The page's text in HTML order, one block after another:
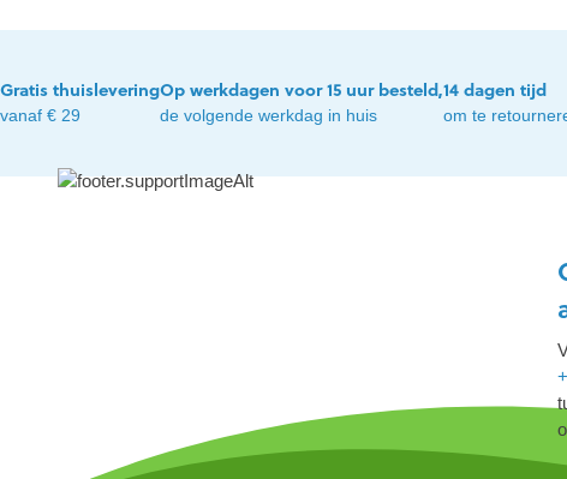
Gratis thuislevering
vanaf € 29
Op werkdagen voor 15 uur besteld,
de volgende werkdag in huis
14 dagen tijd
om te